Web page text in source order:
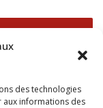
des technologies
aux informations des
de vos